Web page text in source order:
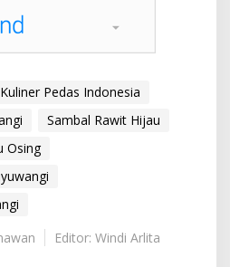
Kuliner Pedas Indonesia
Sambal Rawit Hijau
Osing
Editor: Windi Arlita